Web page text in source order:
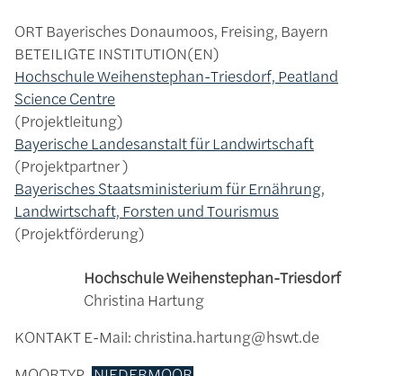
ORTBayerisches Donaumoos, Freising, Bayern
BETEILIGTE INSTITUTION(EN)
Hochschule Weihenstephan-Triesdorf, Peatland
Science Centre
Projektleitung
Bayerische Landesanstalt für Landwirtschaft
Projektpartner
Bayerisches Staatsministerium für Ernährung,
Landwirtschaft, Forsten und Tourismus
Projektförderung
KONTAKT
Hochschule Weihenstephan-Triesdorf
Christina Hartung
E-Mail: christina.hartung@hswt.de